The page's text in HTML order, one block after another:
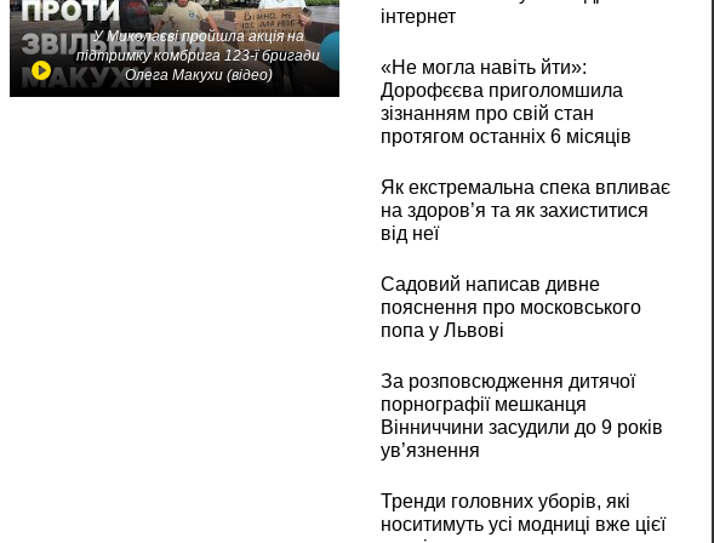
У Миколаєві пройшла акція на
підтримку комбрига 123-ї бригади
Олега Макухи (відео)
інтернет
«Не могла навіть йти»:
Дорофєєва приголомшила
зізнанням про свій стан
протягом останніх 6 місяців
Як екстремальна спека впливає
на здоров’я та як захиститися
від неї
Садовий написав дивне
пояснення про московського
попа у Львові
За розповсюдження дитячої
порнографії мешканця
Вінниччини засудили до 9 років
ув’язнення
Тренди головних уборів, які
носитимуть усі модниці вже цієї